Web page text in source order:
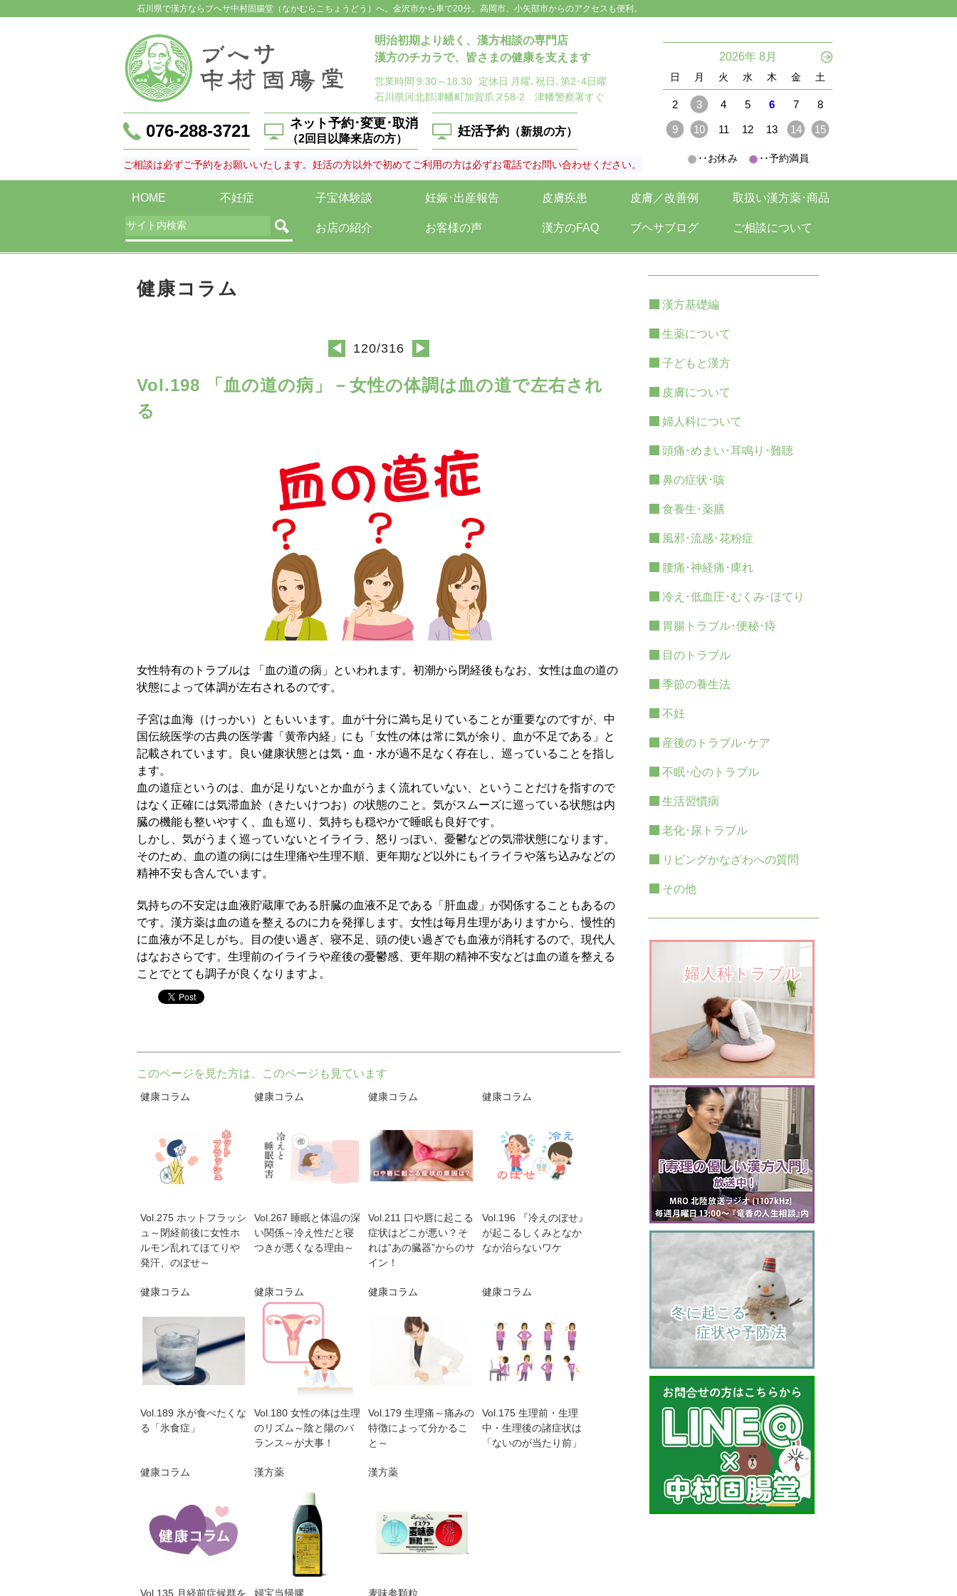
石川県で漢方ならブヘサ中村固腸堂（なかむらこちょうどう）へ。金沢市から車で20分。高岡市、小矢部市からのアクセスも便利。
明治初期より続く、漢方相談の専門店
漢方のチカラで、皆さまの健康を支えます
営業時間 9:30～18:30 定休日 月曜､祝日､第2･4日曜
石川県河北郡津幡町加賀爪ヌ58-2 津幡警察署すぐ
076-288-3721 ネット予約･変更･取消
（2回目以降来店の方）
妊活予約 （新規の方）
ご相談は必ずご予約をお願いいたします。妊活の方以外で初めてご利用の方は必ずお電話でお問い合わせください。
2026年 8月
日 月 火 水 木 金 土
2 3 4 5 6 7 8
9 10 11 12 13 14 15
･･お休み ･･予約満員
HOME 不妊症 子宝体験談 妊娠･出産報告 皮膚疾患 皮膚／改善例 取扱い漢方薬･商品
お店の紹介 お客様の声 漢方のFAQ ブヘサブログ ご相談について
健康コラム
◀ 120/316 ▶
Vol.198 「血の道の病」－女性の体調は血の道で左右され
る
女性特有のトラブルは 「血の道の病」といわれます。初潮から閉経後もなお、女性は血の道の
状態によって体調が左右されるのです。
子宮は血海（けっかい）ともいいます。血が十分に満ち足りていることが重要なのですが、中
国伝統医学の古典の医学書「黄帝内経」にも「女性の体は常に気が余り、血が不足である」と
記載されています。良い健康状態とは気・血・水が過不足なく存在し、巡っていることを指し
ます。
血の道症というのは、血が足りないとか血がうまく流れていない、ということだけを指すので
はなく正確には気滞血於（きたいけつお）の状態のこと。気がスムーズに巡っている状態は内
臓の機能も整いやすく、血も巡り、気持ちも穏やかで睡眠も良好です。
しかし、気がうまく巡っていないとイライラ、怒りっぽい、憂鬱などの気滞状態になります。
そのため、血の道の病には生理痛や生理不順、更年期など以外にもイライラや落ち込みなどの
精神不安も含んでいます。
気持ちの不安定は血液貯蔵庫である肝臓の血液不足である「肝血虚」が関係することもあるの
です。漢方薬は血の道を整えるのに力を発揮します。女性は毎月生理がありますから、慢性的
に血液が不足しがち。目の使い過ぎ、寝不足、頭の使い過ぎでも血液が消耗するので、現代人
はなおさらです。生理前のイライラや産後の憂鬱感、更年期の精神不安などは血の道を整える
ことでとても調子が良くなりますよ。
このページを見た方は、このページも見ています
健康コラム
Vol.275 ホットフラッシ
ュ～閉経前後に女性ホ
ルモン乱れてほてりや
発汗、のぼせ～
健康コラム
Vol.267 睡眠と体温の深
い関係～冷え性だと寝
つきが悪くなる理由～
健康コラム
Vol.211 口や唇に起こる
症状はどこが悪い？そ
れは”あの臓器”からのサ
イン！
健康コラム
Vol.196 『冷えのぼせ』
が起こるしくみとなか
なか治らないワケ
健康コラム
Vol.189 氷が食べたくな
る「氷食症」
健康コラム
Vol.180 女性の体は生理
のリズム～陰と陽のバ
ランス～が大事！
健康コラム
Vol.179 生理痛～痛みの
特徴によって分かるこ
と～
健康コラム
Vol.175 生理前・生理
中・生理後の諸症状は
「ないのが当たり前」
健康コラム
Vol.135 月経前症候群を
漢方薬
婦宝当帰膠
漢方薬
麦味参顆粒
漢方基礎編
生薬について
子どもと漢方
皮膚について
婦人科について
頭痛･めまい･耳鳴り･難聴
鼻の症状･咳
食養生･薬膳
風邪･流感･花粉症
腰痛･神経痛･痺れ
冷え･低血圧･むくみ･ほてり
胃腸トラブル･便秘･痔
目のトラブル
季節の養生法
不妊
産後のトラブル･ケア
不眠･心のトラブル
生活習慣病
老化･尿トラブル
リビングかなざわへの質問
その他
婦人科トラブル
    冬に起こる
         症状や予防法